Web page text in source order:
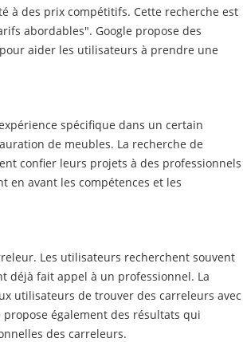
à des prix compétitifs. Cette recherche est
abordables". Google propose des
aider les utilisateurs à prendre une
spécifique dans un certain
de meubles. La recherche de
confier leurs projets à des professionnels
en avant les compétences et les
Les utilisateurs recherchent souvent
déjà fait appel à un professionnel. La
utilisateurs de trouver des carreleurs avec
également des résultats qui
des carreleurs.